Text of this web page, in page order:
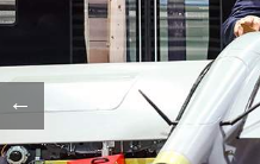
←